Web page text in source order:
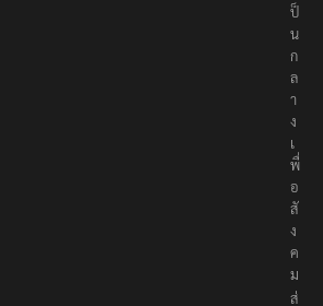
เ
ป็
น
ก
ล
า
ง
เ
พื่
อ
สั
ง
ค
ม